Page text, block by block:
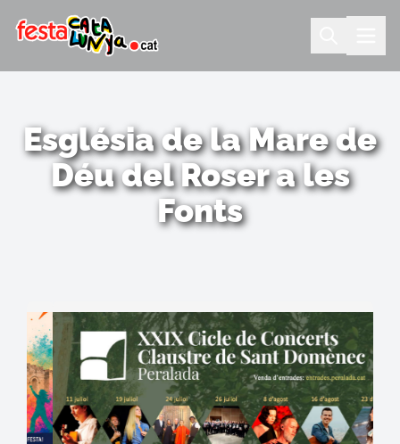
Església de la Mare de
Déu del Roser a les
Fonts